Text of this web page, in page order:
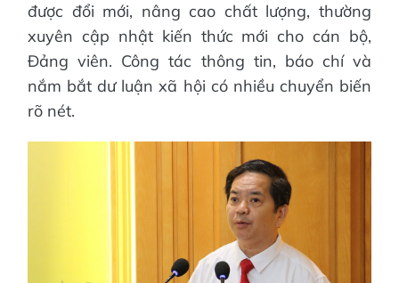
được đổi mới, nâng cao chất lượng, thường
xuyên cập nhật kiến thức mới cho cán bộ,
Đảng viên. Công tác thông tin, báo chí và
nắm bắt dư luận xã hội có nhiều chuyển biến
rõ nét.